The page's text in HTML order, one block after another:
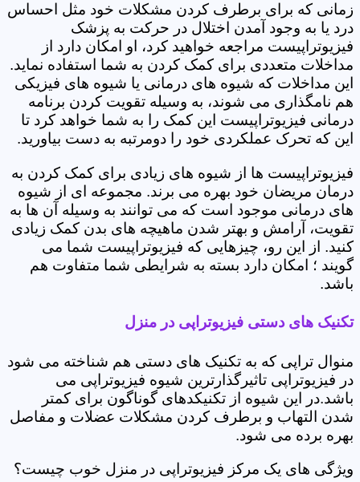
زمانی که برای برطرف کردن مشکلات خود مثل احساس
درد یا به وجود آمدن اختلال در حرکت به پزشک
فیزیوتراپیست مراجعه خواهید کرد، او امکان دارد از
مداخلات متعددی برای کمک کردن به شما استفاده نماید.
این مداخلات که شیوه های درمانی یا شیوه های فیزیکی
هم نامگذاری می شوند، به وسیله تقویت کردن برنامه
درمانی فیزیوتراپیست این کمک را به شما خواهد کرد تا
این که تحرک عملکردی خود را دومرتبه به دست بیاورید.
فیزیوتراپیست ها از شیوه های زیادی برای کمک کردن به
درمان مریضان خود بهره می برند. مجموعه ای از شیوه
های درمانی موجود است که می توانند به وسیله آن ها به
تقویت، آرامش و بهتر شدن ماهیچه های بدن کمک زیادی
کنید. از این رو، چیزهایی که فیزیوتراپیست شما می
گویند ؛ امکان دارد بسته به شرایطی شما متفاوت هم
باشد.
تکنیک های دستی فیزیوتراپی در منزل
منوال تراپی که به تکنیک های دستی هم شناخته می شود
در فیزیوتراپی تاثیرگذارترین شیوه فیزیوتراپی می
باشد.در این شیوه از تکنیکدهای گوناگون برای کمتر
شدن التهاب و برطرف کردن مشکلات عضلات و مفاصل
بهره برده می شود.
ویژگی های یک مرکز فیزیوتراپی در منزل خوب چیست؟